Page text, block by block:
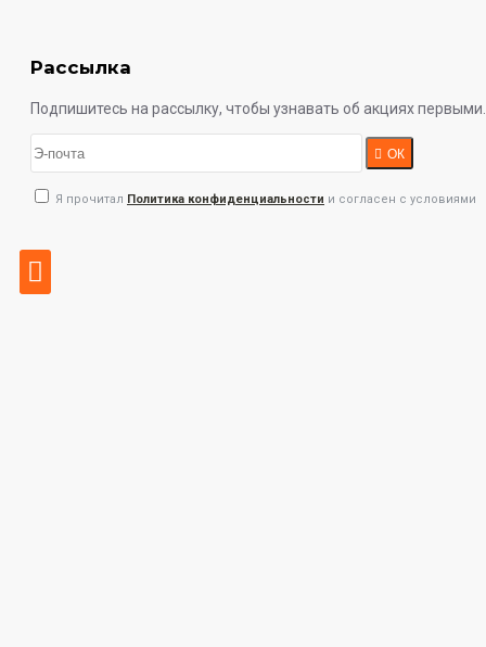
Рассылка
Подпишитесь на рассылку, чтобы узнавать об акциях первыми.
ОК
Я прочитал Политика конфиденциальности и согласен с условиями